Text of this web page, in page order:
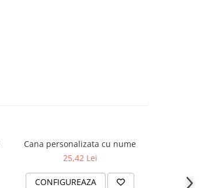
Cana personalizata cu nume
25,42 Lei
CONFIGUREAZA